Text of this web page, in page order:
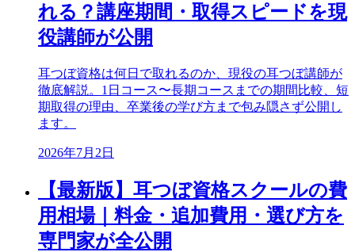
れる？講座期間・取得スピードを現
役講師が公開
耳つぼ資格は何日で取れるのか、現役の耳つぼ講師が
徹底解説。1日コース〜長期コースまでの期間比較、短
期取得の理由、卒業後の学び方まで包み隠さず公開し
ます。
2026年7月2日
【最新版】耳つぼ資格スクールの費
用相場｜料金・追加費用・選び方を
専門家が全公開